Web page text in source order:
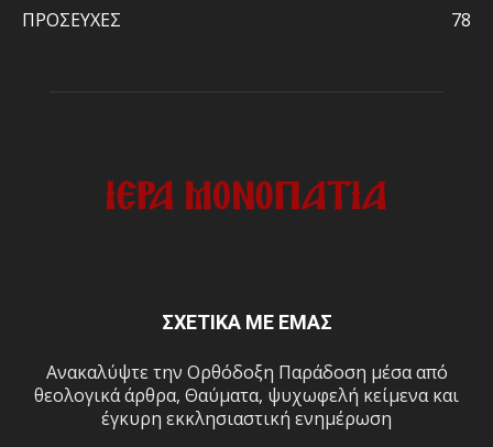
ΠΡΟΣΕΥΧΕΣ
78
ΣΧΕΤΙΚΑ ΜΕ ΕΜΑΣ
Ανακαλύψτε την Ορθόδοξη Παράδοση μέσα από
θεολογικά άρθρα, Θαύματα, ψυχωφελή κείμενα και
έγκυρη εκκλησιαστική ενημέρωση